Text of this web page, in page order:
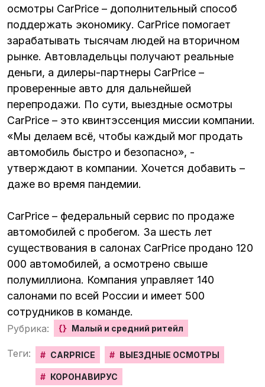
осмотры CarPrice – дополнительный способ
поддержать экономику. CarPrice помогает
зарабатывать тысячам людей на вторичном
рынке. Автовладельцы получают реальные
деньги, а дилеры-партнеры CarPrice –
проверенные авто для дальнейшей
перепродажи. По сути, выездные осмотры
CarPrice – это квинтэссенция миссии компании.
«Мы делаем всё, чтобы каждый мог продать
автомобиль быстро и безопасно», -
утверждают в компании. Хочется добавить –
даже во время пандемии.
CarPrice – федеральный сервис по продаже
автомобилей с пробегом. За шесть лет
существования в салонах СarPrice продано 120
000 автомобилей, а осмотрено свыше
полумиллиона. Компания управляет 140
салонами по всей России и имеет 500
сотрудников в команде.
Рубрика: {} Малый и средний ритейл
Теги: # CARPRICE # ВЫЕЗДНЫЕ ОСМОТРЫ
# КОРОНАВИРУС